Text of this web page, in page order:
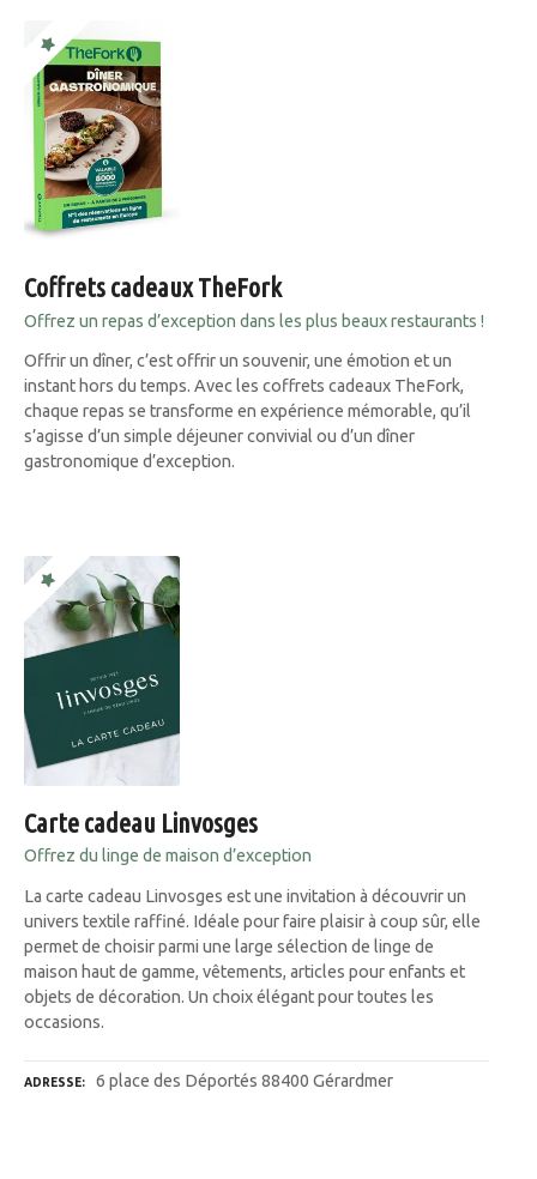
Coffrets cadeaux TheFork
Offrez un repas d’exception dans les plus beaux restaurants !
Offrir un dîner, c’est offrir un souvenir, une émotion et un
instant hors du temps. Avec les coffrets cadeaux TheFork,
chaque repas se transforme en expérience mémorable, qu’il
s’agisse d’un simple déjeuner convivial ou d’un dîner
gastronomique d’exception.
Carte cadeau Linvosges
Offrez du linge de maison d’exception
La carte cadeau Linvosges est une invitation à découvrir un
univers textile raffiné. Idéale pour faire plaisir à coup sûr, elle
permet de choisir parmi une large sélection de linge de
maison haut de gamme, vêtements, articles pour enfants et
objets de décoration. Un choix élégant pour toutes les
occasions.
ADRESSE 6 place des Déportés 88400 Gérardmer